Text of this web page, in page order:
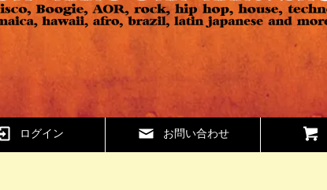
ログイン お問い合わせ